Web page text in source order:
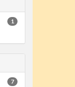
1
7